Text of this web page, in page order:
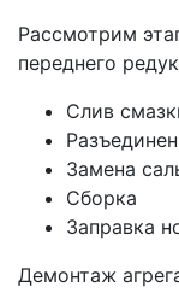
Рассмотрим
переднего
Слив
Замена
Сборка
Заправка
Демонтаж